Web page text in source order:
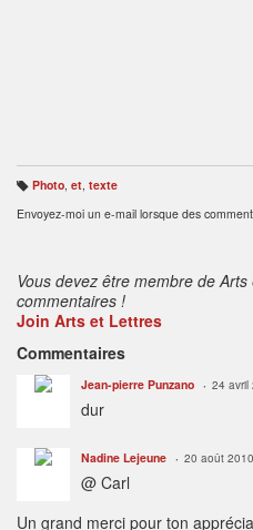
B
ali
s
Photo, et, texte
Envoyez-moi un e-mail lorsque des
Vous devez être membre de
commentaires !
Join Arts et Lettres
Commentaires
Jean-pierre Punzano 24 avril
dur
Nadine Lejeune 20 août
@ Carl
Un grand merci pour ton